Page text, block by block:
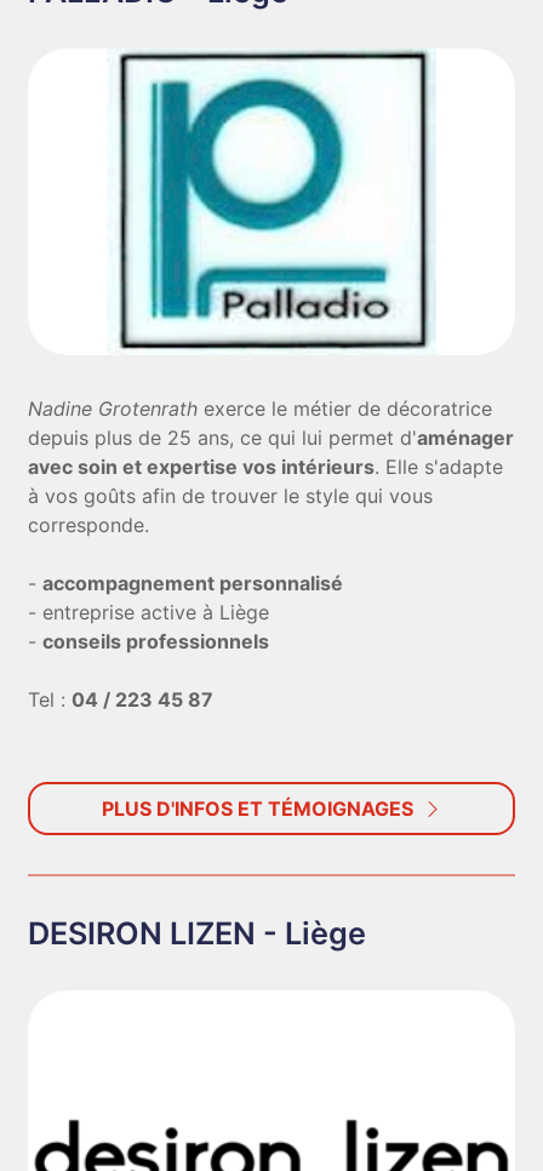
Nadine Grotenrath exerce le métier de décoratrice
depuis plus de 25 ans, ce qui lui permet d'aménager
avec soin et expertise vos intérieurs. Elle s'adapte
à vos goûts afin de trouver le style qui vous
corresponde.
-accompagnement personnalisé
- entreprise active à Liège
-conseils professionnels
Tel : 04 / 223 45 87
PLUS D'INFOS ET TÉMOIGNAGES
DESIRON LIZEN - Liège